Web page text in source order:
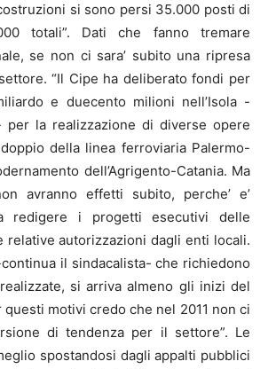
si sono persi 35.000 posti di
totali”. Dati che fanno tremare
se non ci sara’ subito una ripresa
“Il Cipe ha deliberato fondi per
e duecento milioni nell’Isola -
per la realizzazione di diverse opere
della linea ferroviaria Palermo-
dell’Agrigento-Catania. Ma
avranno effetti subito, perche’ e’
redigere i progetti esecutivi delle
relative autorizzazioni dagli enti locali.
il sindacalista- che richiedono
si arriva almeno gli inizi del
questi motivi credo che nel 2011 non ci
di tendenza per il settore”. Le
spostandosi dagli appalti pubblici